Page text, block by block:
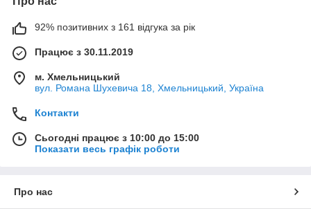
92% позитивних з 161 відгука за рік
Працює з 30.11.2019
м. Хмельницький
вул. Романа Шухевича 18, Хмельницький, Україна
Контакти
Сьогодні працює з 10:00 до 15:00
Показати весь графік роботи
Про нас